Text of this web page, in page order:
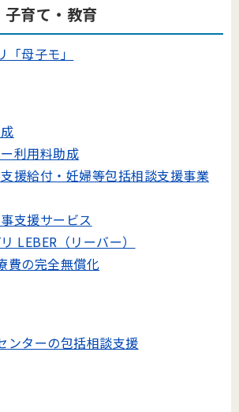
育て・教育
母子モ」
利用料助成
援給付・妊婦等包括相談支援事業
支援サービス
LEBER（リーバー）
費の完全無償化
ンターの包括相談支援